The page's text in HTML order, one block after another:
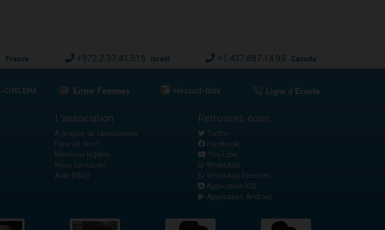
France +972.2.37.41.515 Israël +1.437.887.14.93 Canada
L'association
A propos de l'association
Faire un don !
Mentions légales
Nous contacter
Aide (FAQ)
Retrouvez-nous...
Twitter
Facebook
YouTube
WhatsApp
WhatsApp Femmes
Application iOS
Application Android